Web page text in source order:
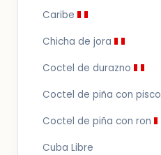
Caribe
Chicha de jora
Coctel de durazno
Coctel de piña con pisco
Coctel de piña con ron
Cuba Libre